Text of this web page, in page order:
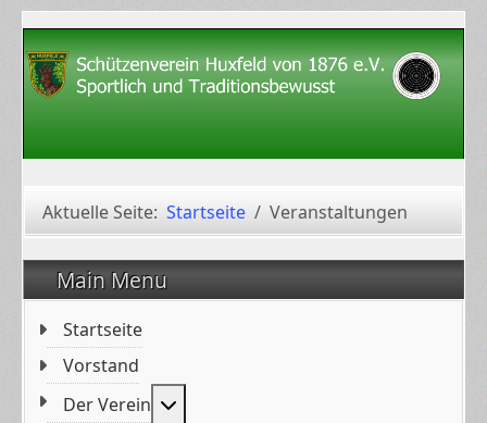
Aktuelle Seite: Startseite Veranstaltungen
Main Menu
Startseite
Vorstand
Der Verein